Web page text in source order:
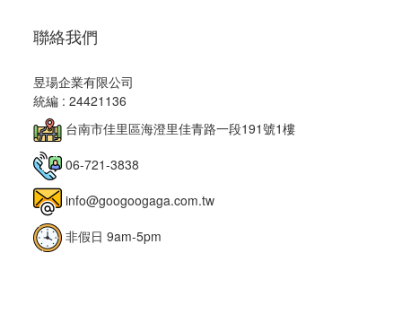
聯絡我們
昱瑒企業有限公司
統編 : 24421136
台南市佳里區海澄里佳青路一段191號1樓
06-721-3838
info@googoogaga.com.tw
非假日 9am-5pm